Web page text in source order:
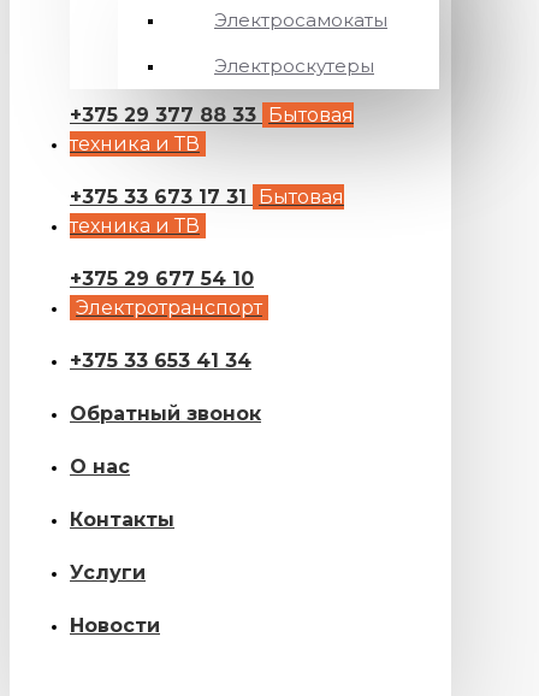
Электросамокаты
Электроскутеры
+375 29 377 88 33 Бытовая
техника и ТВ
+375 33 673 17 31
Бытовая
техника и ТВ
+375 29 677 54 10
Электротранспорт
+375 33 653 41 34
Обратный звонок
О нас
Контакты
Услуги
Новости